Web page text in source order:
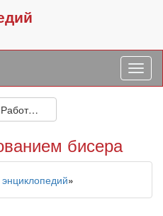
Работы с использованием бисера
бисера
»